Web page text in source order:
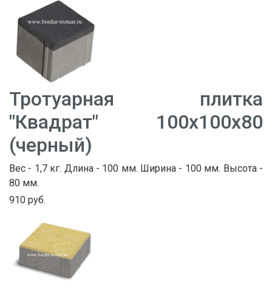
Тротуарная плитка
"Квадрат" 100х100х80
(черный)
Вес - 1,7 кг. Длина - 100 мм. Ширина - 100 мм. Высота -
80 мм.
910 руб.